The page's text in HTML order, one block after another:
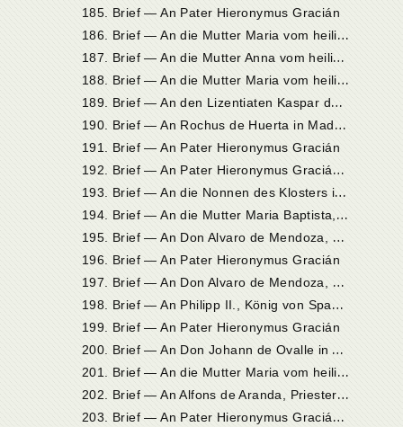
185. Brief — An Pater Hieronymus Gracián
1
86. Brief — An die Mutter Maria vom heiligen Joseph, Priorin in Sevilla
1
87. Brief — An die Mutter Anna vom heiligen Albert, Priorin in Caravaca
1
88. Brief — An die Mutter Maria vom heiligen Joseph, Priorin in Sevilla
1
89. Brief — An den Lizentiaten Kaspar de Villanueva, Kaplan der Nonnen zu Malagón
1
90. Brief — An Rochus de Huerta in Madrid
191. Brief — An Pater Hieronymus Gracián
1
92. Brief — An Pater Hieronymus Gracián in Malagón
1
93. Brief — An die Nonnen des Klosters in Toledo
1
94. Brief — An die Mutter Maria Baptista, Priorin in Valladolid
1
95. Brief — An Don Alvaro de Mendoza, Bischof von Ávila, in Olmedo
196. Brief — An Pater Hieronymus Gracián
1
97. Brief — An Don Alvaro de Mendoza, Bischof von Ávila und ernannter Bischof von Palencia, in Olmedo
1
98. Brief — An Philipp II., König von Spanien
199. Brief — An Pater Hieronymus Gracián
2
00. Brief — An Don Johann de Ovalle in Alba de Tormes
2
01. Brief — An die Mutter Maria vom heiligen Joseph, Priorin in Sevilla
2
02. Brief — An Alfons de Aranda, Priester in Ávila, in Madrid
2
03. Brief — An Pater Hieronymus Gracián in Madrid